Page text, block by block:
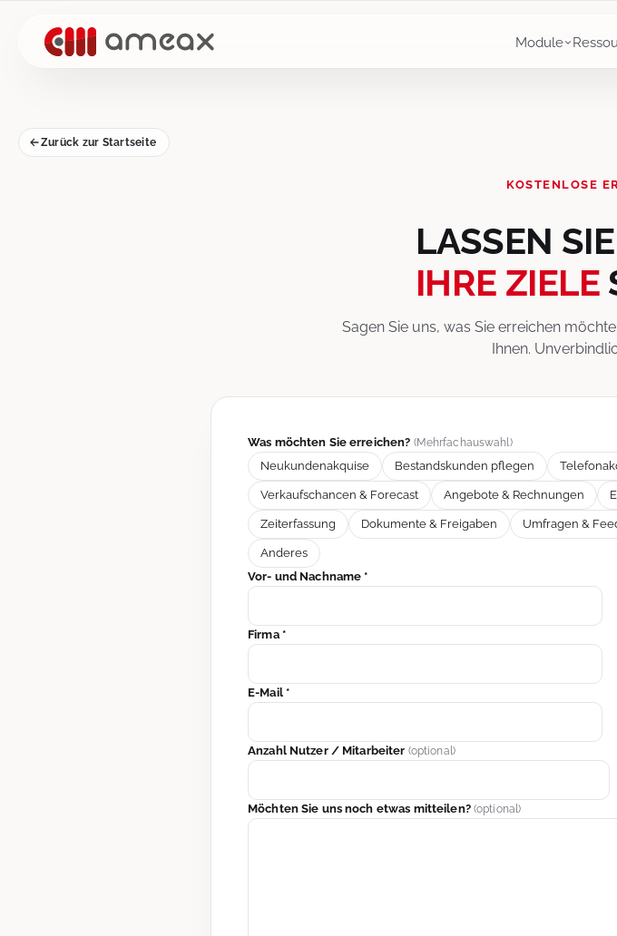
Module
Zurück zur Startseite
KOSTENLOSE
LASSEN
IHRE ZIELE
Sagen Sie uns, was Sie erreichen
Ihnen.
Was möchten Sie erreichen? (Mehrfachauswahl)
Neukundenakquise Bestandskunden pflegen
Verkaufschancen & Forecast Angebote & Rechnungen
Zeiterfassung Dokumente & Freigaben Umfragen &
Anderes
Vor- und Nachname *
Firma *
E-Mail *
Anzahl Nutzer / Mitarbeiter (optional)
Möchten Sie uns noch etwas mitteilen? (optional)